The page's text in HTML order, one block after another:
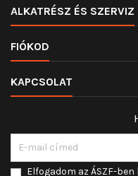
ALKATRÉSZ ÉS SZERVIZ
FIÓKOD
KAPCSOLAT
Elfogadom az ÁSZF-